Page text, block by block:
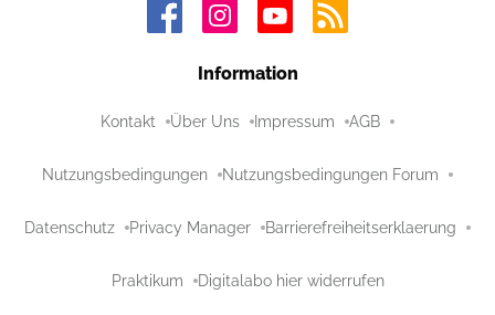
Information
Kontakt Über Uns Impressum AGB
Nutzungsbedingungen Nutzungsbedingungen Forum
Datenschutz Privacy Manager Barrierefreiheitserklaerung
Praktikum Digitalabo hier widerrufen